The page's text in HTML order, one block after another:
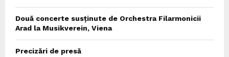
Două concerte susținute de Orchestra Filarmonicii
Arad la Musikverein, Viena
Precizări de presă